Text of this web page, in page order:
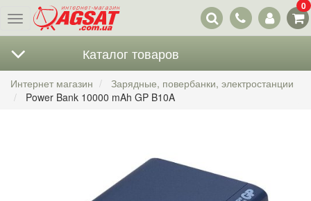
Меню
Наши
контакты
0
Каталог товаров
Интернет магазин
Зарядные, повербанки, электростанции
Power Bank 10000 mAh GP B10A